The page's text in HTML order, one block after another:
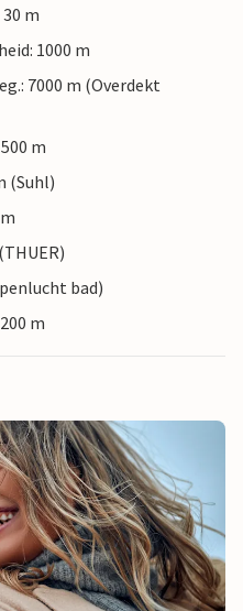
m
1000 m
7000 m (Overdekt
m
(Suhl)
bad)
m